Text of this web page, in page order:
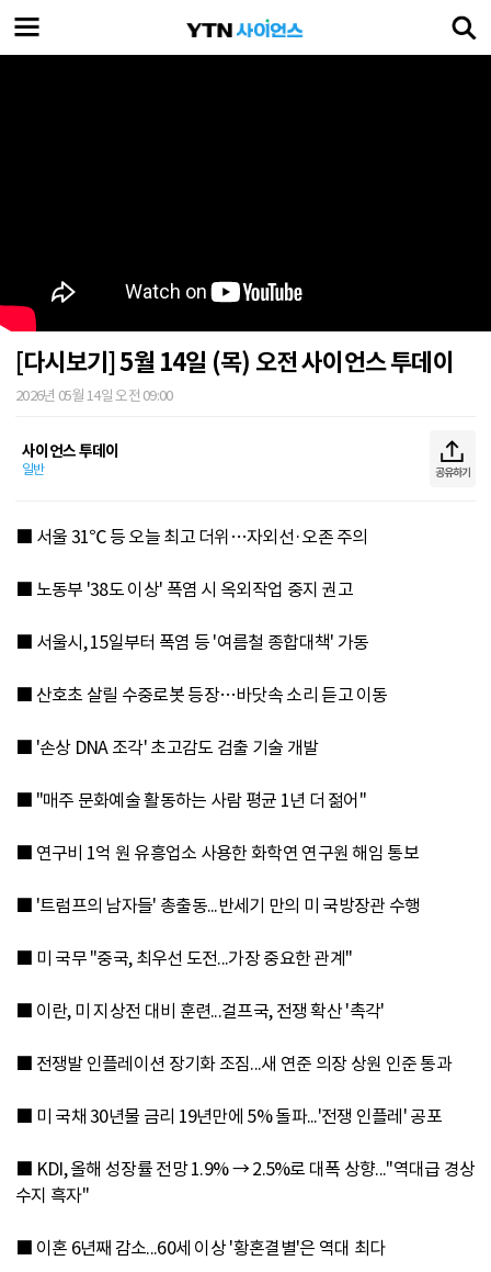
[다시보기] 5월 14일 (목) 오전 사이언스 투데이
2026년 05월 14일 오전 09:00
사이언스 투데이
일반 공유하기
■ 서울 31℃ 등 오늘 최고 더위…자외선·오존 주의
■ 노동부 '38도 이상' 폭염 시 옥외작업 중지 권고
■ 서울시, 15일부터 폭염 등 '여름철 종합대책' 가동
■ 산호초 살릴 수중로봇 등장…바닷속 소리 듣고 이동
■ '손상 DNA 조각' 초고감도 검출 기술 개발
■ "매주 문화예술 활동하는 사람 평균 1년 더 젊어"
■ 연구비 1억 원 유흥업소 사용한 화학연 연구원 해임 통보
■ '트럼프의 남자들' 총출동...반세기 만의 미 국방장관 수행
■ 미 국무 "중국, 최우선 도전...가장 중요한 관계"
■ 이란, 미 지상전 대비 훈련...걸프국, 전쟁 확산 '촉각'
■ 전쟁발 인플레이션 장기화 조짐...새 연준 의장 상원 인준 통과
■ 미 국채 30년물 금리 19년만에 5% 돌파...'전쟁 인플레' 공포
■ KDI, 올해 성장률 전망 1.9% → 2.5%로 대폭 상향..."역대급 경상
수지 흑자"
■ 이혼 6년째 감소...60세 이상 '황혼결별'은 역대 최다